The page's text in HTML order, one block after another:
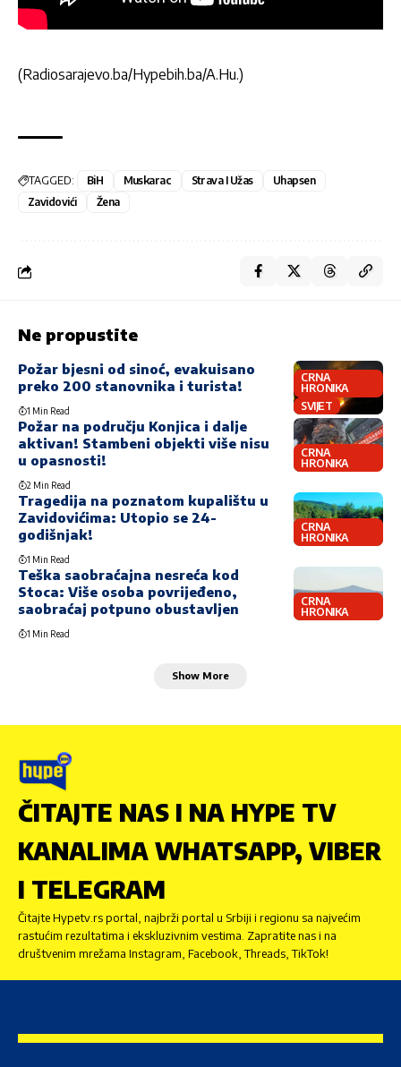
(Radiosarajevo.ba/Hypebih.ba/A.Hu.)
TAGGED: BiH Muskarac Strava I Užas
Uhapsen
Zavidovići
Žena
Ne propustite
CRNA
HRONIKA
SVIJET
Požar bjesni od sinoć, evakuisano
preko 200 stanovnika i turista!
1 Min Read
CRNA
HRONIKA
Požar na području Konjica i dalje
aktivan! Stambeni objekti više nisu
u opasnosti!
2 Min Read
CRNA
HRONIKA
Tragedija na poznatom kupalištu u
Zavidovićima: Utopio se 24-
godišnjak!
1 Min Read
CRNA
HRONIKA
Teška saobraćajna nesreća kod
Stoca: Više osoba povrijeđeno,
saobraćaj potpuno obustavljen
1 Min Read
Show More
ČITAJTE NAS I NA HYPE TV
KANALIMA WHATSAPP, VIBER
I TELEGRAM
Čitajte Hypetv.rs portal, najbrži portal u Srbiji i regionu sa najvećim
rastućim rezultatima i ekskluzivnim vestima. Zapratite nas i na
društvenim mrežama Instagram, Facebook, Threads, TikTok!